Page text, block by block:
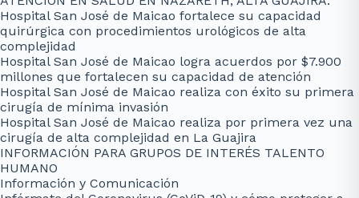
Hospital San José de Maicao fortalece su capacidad
quirúrgica con procedimientos urológicos de alta
complejidad
Hospital San José de Maicao logra acuerdos por $7.900
millones que fortalecen su capacidad de atención
Hospital San José de Maicao realiza con éxito su primera
cirugía de mínima invasión
Hospital San José de Maicao realiza por primera vez una
cirugía de alta complejidad en La Guajira
INFORMACIÓN PARA GRUPOS DE INTERÉS TALENTO
HUMANO
Información y Comunicación